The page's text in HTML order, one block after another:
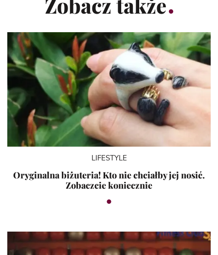
LIFESTYLE
Oryginalna biżuteria! Kto nie chciałby jej nosić.
Zobaczcie koniecznie